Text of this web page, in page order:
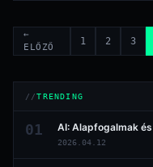
←
ELŐZŐ
1 2 3
TRENDING
01 AI: Alapfogalmak
2026.04.12